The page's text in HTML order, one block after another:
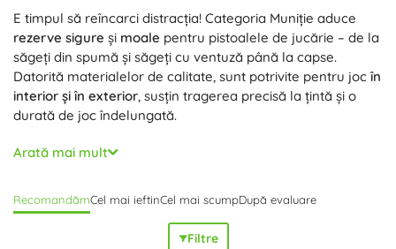
E timpul să reîncarci distracția! Categoria Muniție aduce
rezerve sigure și moale pentru pistoalele de jucărie – de la
săgeți din spumă și săgeți cu ventuză până la capse.
Datorită materialelor de calitate, sunt potrivite pentru joc în
interior și în exterior, susțin tragerea precisă la țintă și o
durată de joc îndelungată.
Muniția pentru pistoalele copiilor este concepută cu accent
pecompatibilitate
cu săgeți, săgețile cu ventuză aderă pe suprafețe netede,
iar capsele (cu 8 sau 12 focuri) oferă pocnetul tipic pentru
un joc autentic. Vârfurile moi și spuma flexibilă protejează
Arată mai mult
RecomandămCel mai ieftinCel mai scumpDupă evaluare
Filtre